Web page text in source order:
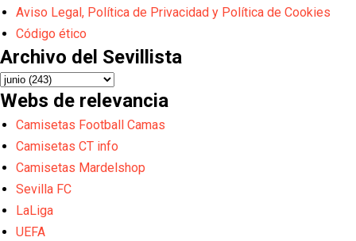
Aviso Legal, Política de Privacidad y Política de Cookies
Código ético
Archivo del Sevillista
Webs de relevancia
Camisetas Football Camas
Camisetas CT info
Camisetas Mardelshop
Sevilla FC
LaLiga
UEFA